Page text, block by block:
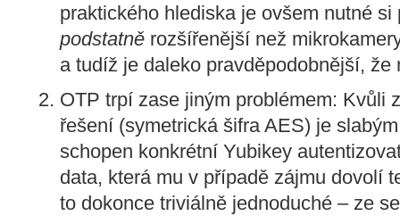
praktického hlediska je ovšem nutné
podstatně rozšířenější než
a tudíž je daleko pravděpodobnější, že
OTP trpí zase jiným problémem: Kvůli
řešení (symetrická šifra AES) je
schopen konkrétní Yubikey
data, která mu v případě zájmu dovolí
to dokonce triviálně jednoduché – ze